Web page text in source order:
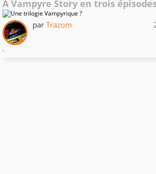
A Vampyre Story en trois épisodes
par Trazom
.